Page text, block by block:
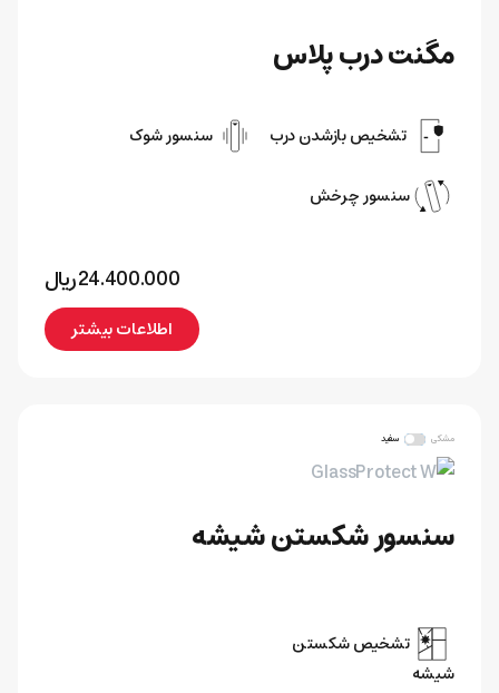
مگنت درب پلاس
تشخیص بازشدن درب سنسور شوک
سنسور چرخش
24.400.000﷼
اطلاعات بیشتر
مشکی سفید
سنسور شکستن شیشه
تشخیص شکستن
شیشه